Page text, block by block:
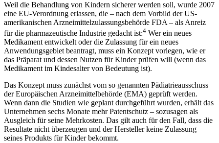
Weil die Behandlung von Kindern sicherer werden soll, wurde 2007
eine EU-Verordnung erlassen, die – nach dem Vorbild der US-
amerikanischen Arzneimittelzulassungsbehörde FDA – als Anreiz
für die pharmazeutische Industrie gedacht ist:4 Wer ein neues
Medikament entwickelt oder die Zulassung für ein neues
Anwendungsgebiet beantragt, muss ein Konzept vorlegen, wie er
das Präparat und dessen Nutzen für Kinder prüfen will (wenn das
Medikament im Kindesalter von Bedeutung ist).
Das Konzept muss zunächst vom so genannten Pädiatrieausschuss
der Europäischen Arzneimittelbehörde (EMA) geprüft werden.
Wenn dann die Studien wie geplant durchgeführt wurden, erhält das
Unternehmen sechs Monate mehr Patentschutz – sozusagen als
Ausgleich für seine Mehrkosten. Das gilt auch für den Fall, dass die
Resultate nicht überzeugen und der Hersteller keine Zulassung
seines Produkts für Kinder bekommt.